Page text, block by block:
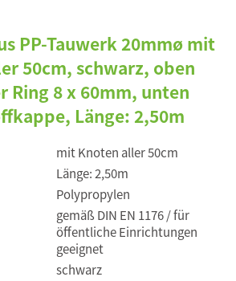
PP-Tauwerk 20mmø mit
50cm, schwarz, oben
Ring 8 x 60mm, unten
Länge: 2,50m
mit Knoten aller 50cm
Länge: 2,50m
Polypropylen
gemäß DIN EN 1176 / für
öffentliche Einrichtungen
geeignet
schwarz